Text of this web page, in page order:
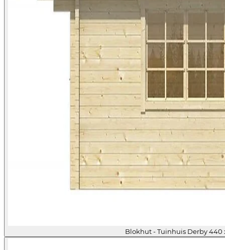
Blokhut - Tuinhuis Derby 440